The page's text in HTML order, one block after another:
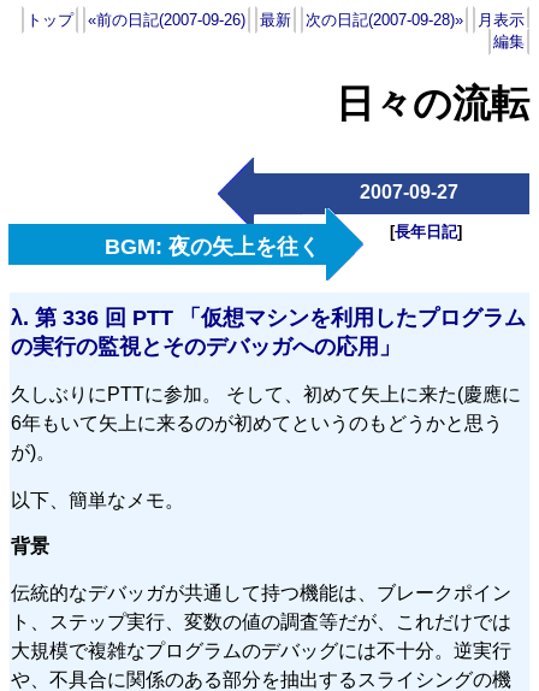
トップ «前の日記(2007-09-26) 最新 次の日記(2007-09-28)»
月表示
編集
日々の流転
2007-09-27
BGM: 夜の矢上を往く
[長年日記]
λ. 第 336 回 PTT 「仮想マシンを利用したプログラム
の実行の監視とそのデバッガへの応用」
久しぶりにPTTに参加。 そして、初めて矢上に来た(慶應に
6年もいて矢上に来るのが初めてというのもどうかと思う
が)。
以下、簡単なメモ。
背景
伝統的なデバッガが共通して持つ機能は、ブレークポイン
ト、ステップ実行、変数の値の調査等だが、これだけでは
大規模で複雑なプログラムのデバッグには不十分。逆実行
や、不具合に関係のある部分を抽出するスライシングの機